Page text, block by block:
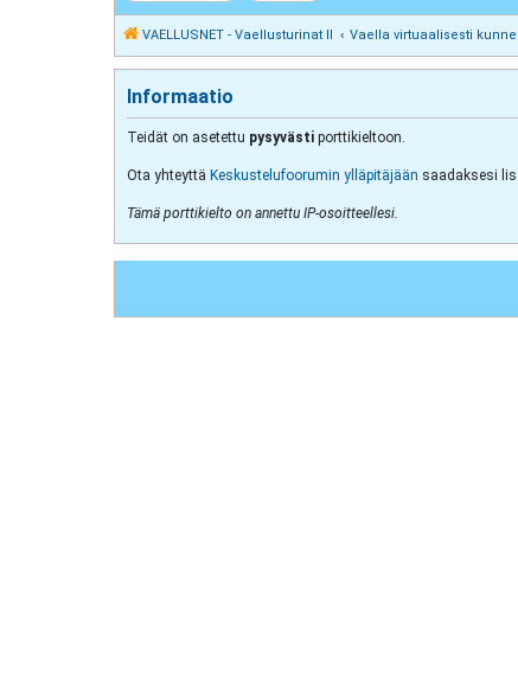
VAELLUSNET - Vaellusturinat II Vaella virtuaalisesti
Informaatio
Teidät on asetettu pysyvästi porttikieltoon.
Ota yhteyttä Keskustelufoorumin ylläpitäjään saadaksesi
Tämä porttikielto on annettu IP-osoitteellesi.